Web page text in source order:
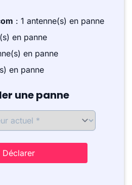
: 1 antenne(s) en panne
en panne
en panne
en panne
une panne
Déclarer